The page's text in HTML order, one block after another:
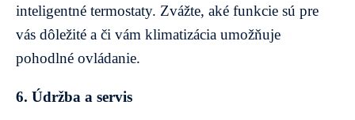
inteligentné termostaty. Zvážte, aké funkcie sú pre
vás dôležité a či vám klimatizácia umožňuje
pohodlné ovládanie.
6. Údržba a servis